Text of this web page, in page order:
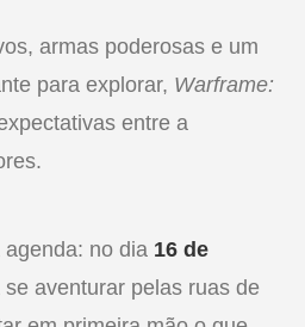
armas poderosas e um
para explorar, Warframe:
entre a
no dia 16 de
aventurar pelas ruas de